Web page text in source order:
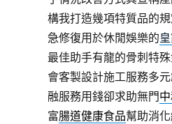
構我打造幾項特質品的
急修復用於休閒娛樂的
最佳助手有龍的骨刺特
會客製設計施工服務多
融服務用錢卻求助無門
富腸道健康食品幫助消